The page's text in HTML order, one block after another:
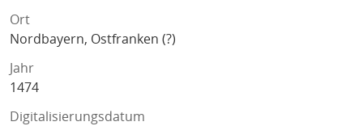
Ort
Nordbayern, Ostfranken (?)
Jahr
1474
Digitalisierungsdatum